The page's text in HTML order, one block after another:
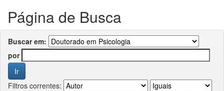
Página de Busca
Buscar em:
por
Filtros correntes: